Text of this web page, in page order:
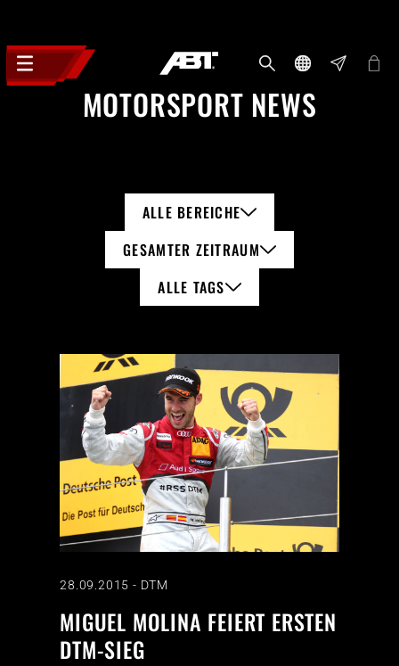
MOTORSPORT NEWS
ALLE BEREICHE
GESAMTER ZEITRAUM
ALLE TAGS
28.09.2015 - DTM
MIGUEL MOLINA FEIERT ERSTEN
DTM-SIEG